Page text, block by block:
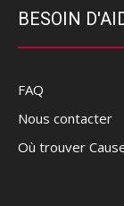
BESOIN
FAQ
Nous contacter
Où trouver